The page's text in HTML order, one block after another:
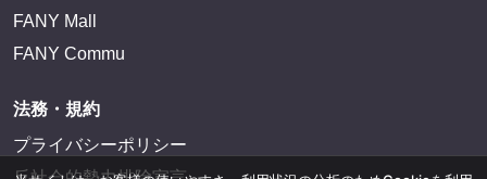
FANY Mall
FANY Commu
法務・規約
プライバシーポリシー